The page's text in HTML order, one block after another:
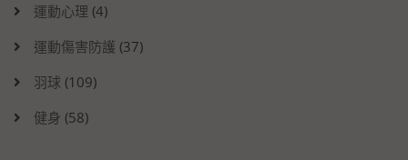
運動心理 (4)
運動傷害防護 (37)
羽球 (109)
健身 (58)